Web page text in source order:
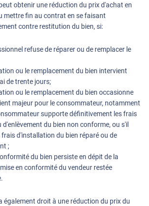
obtenir une réduction du prix d'achat en
mettre fin au contrat en se faisant
contre restitution du bien, si:
refuse de réparer ou de remplacer le
ou le remplacement du bien intervient
de trente jours;
ou le remplacement du bien occasionne
majeur pour le consommateur, notamment
supporte définitivement les frais
d'enlèvement du bien non conforme, ou s'il
d'installation du bien réparé ou de
;
du bien persiste en dépit de la
en conformité du vendeur restée
également droit à une réduction du prix du